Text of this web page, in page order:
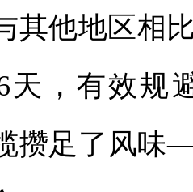
其他地区相
天，有效规
攒足了风